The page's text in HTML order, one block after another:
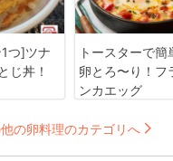
つ]ツナ
じ丼！
トースターで
卵とろ〜り！フ
ンカエッグ
の卵料理のカテゴリへ